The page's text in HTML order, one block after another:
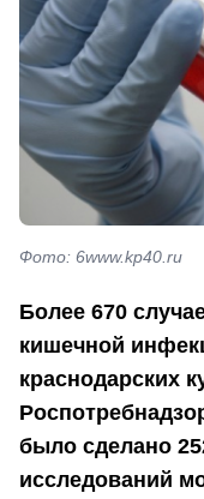
Фото: 6www.kp40.ru
Более 670
кишечной
краснодарских
было сделано
исследований